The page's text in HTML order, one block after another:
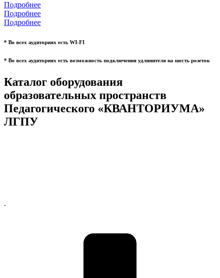
Подробнее
Подробнее
Подробнее
* Во всех аудиториях есть WI-FI
* Во всех аудиториях есть возможность подключения удлинителя на шесть розеток
Каталог оборудования
образовательных пространств
Педагогического «КВАНТОРИУМА»
ЛГПУ
.